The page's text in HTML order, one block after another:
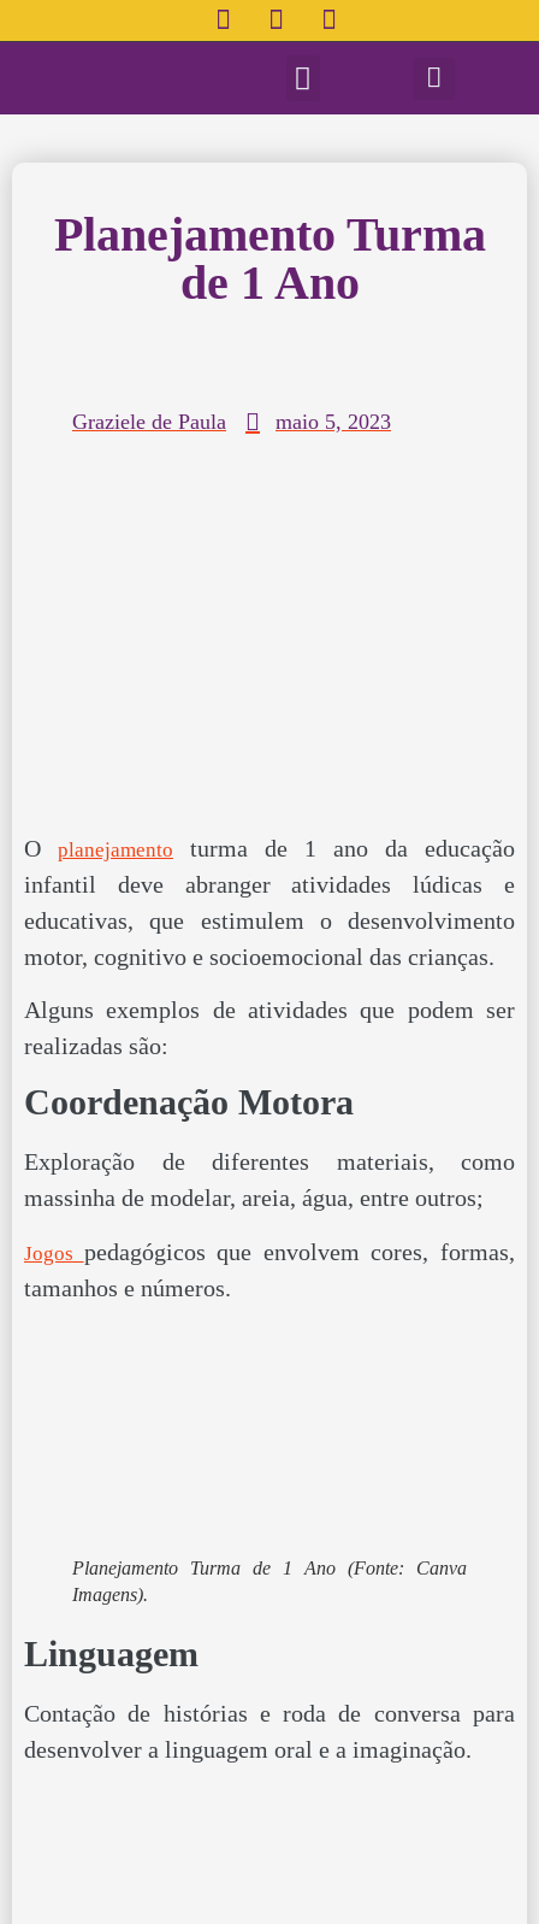
Planejamento Turma
de 1 Ano
Graziele de Paula maio 5, 2023
O planejamento
turma de 1 ano da educação
infantil deve abranger atividades lúdicas e
educativas, que estimulem o desenvolvimento
motor, cognitivo e socioemocional das crianças.
Alguns exemplos de atividades que podem ser
realizadas são:
Coordenação Motora
Exploração de diferentes materiais, como
massinha de modelar, areia, água, entre outros;
Jogos pedagógicos que envolvem cores, formas,
tamanhos e números.
Planejamento Turma de 1 Ano (Fonte: Canva
Imagens).
Linguagem
Contação de histórias e roda de conversa para
desenvolver a linguagem oral e a imaginação.